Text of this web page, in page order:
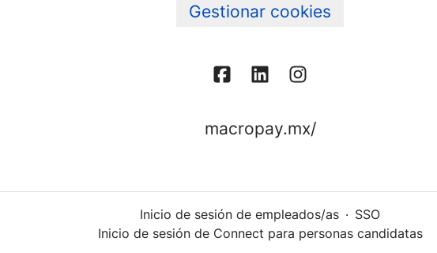
Gestionar cookies
macropay.mx/
Inicio de sesión de empleados/as · SSO
Inicio de sesión de Connect para personas candidatas